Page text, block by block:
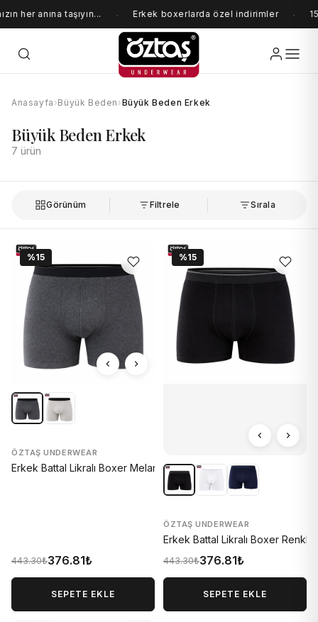
her anına taşıyın... Erkek boxerlarda özel indirimler
Anasayfa ›Büyük Beden ›Büyük Beden Erkek
Büyük Beden Erkek
7 ürün
Görünüm Filtrele Sırala
%15
ÖZTAŞ UNDERWEAR
Erkek Battal Likralı Boxer Melanj 1720-A
443.30₺376.81₺
SEPETE EKLE
%15
ÖZTAŞ UNDERWEAR
Erkek Battal Likralı Boxer Renkli
443.30₺376.81₺
SEPETE EKLE